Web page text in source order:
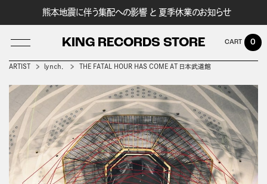
熊本地震に伴う集配への影響 と 夏季休業のお知らせ
KING RECORDS STORE
LOG IN
0
ARTIST ｌｙｎｃｈ． THE FATAL HOUR HAS COME AT 日本武道館